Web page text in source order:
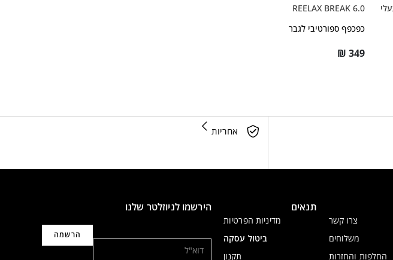
REELAX BREAK 6.0
כפכפף ספורטיבי לגבר
₪ 349
אחריות
צרו קשר
משלוחים
החלפות והחזרות
תנאים
מדיניות הפרטיות
ביטול עסקה
תקנון
הירשמו לניוזלטר שלנו